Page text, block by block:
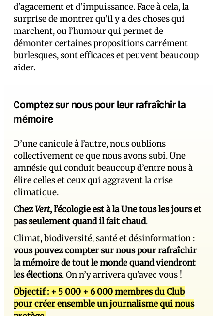
d’agacement et d’impuissance. Face à cela, la
surprise de montrer qu’il y a des choses qui
marchent, ou l’humour qui permet de
démonter certaines propositions carrément
burlesques, sont efficaces et peuvent beaucoup
aider.
Comptez sur nous pour leur rafraîchir la
mémoire
D’une canicule à l’autre, nous oublions
collectivement ce que nous avons subi. Une
amnésie qui conduit beaucoup d’entre nous à
élire celles et ceux qui aggravent la crise
climatique.
ChezVert, l’écologie est à la Une tous les jours et
pas seulement quand il fait chaud.
Climat, biodiversité, santé et désinformation :
vous pouvez compter sur nous pour rafraîchir
la mémoire de tout le monde quand viendront
les élections. On n’y arrivera qu’avec vous !
Objectif :+ 5 000 + 6 000 membres du Club
pour créer ensemble un journalisme qui nous